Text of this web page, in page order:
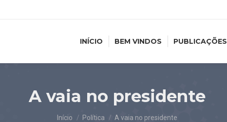
INÍCIO BEM VINDOS PUBLICAÇÕES
A vaia no presidente
Você está aqui:
Início Política A vaia no presidente